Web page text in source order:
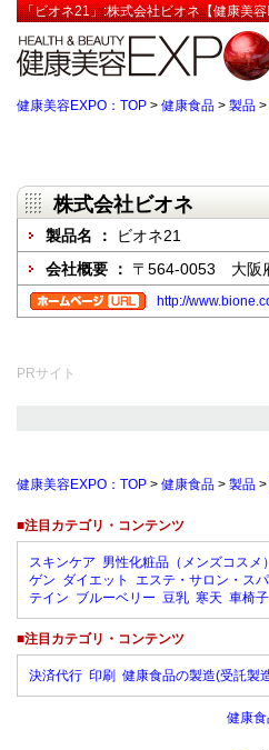
「ビオネ21」:株式会社ビオネ【健康美
健康美容EXPO：TOP > 健康食品 > 製品 >
株式会社ビオネ
製品名 ：
ビオネ21
会社概要 ： 〒564-0053 大阪
http://
PRサイト
健康美容EXPO：TOP > 健康食品 > 製品 >
■注目カテゴリ・コンテンツ
スキンケア 男性化粧品（メンズコスメ）
ゲン ダイエット エステ・サロン・ス
テイン ブルーベリー 豆乳 寒天 車椅子
■注目カテゴリ・コンテンツ
決済代行 印刷 健康食品の製造(受託製
健康